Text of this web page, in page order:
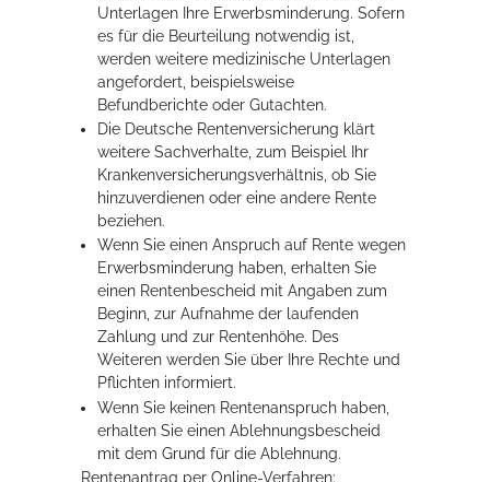
Unterlagen Ihre Erwerbsminderung. Sofern
es für die Beurteilung notwendig ist,
werden weitere medizinische Unterlagen
angefordert, beispielsweise
Befundberichte oder Gutachten.
Die Deutsche Rentenversicherung klärt
weitere Sachverhalte, zum Beispiel Ihr
Krankenversicherungsverhältnis, ob Sie
hinzuverdienen oder eine andere Rente
beziehen.
Wenn Sie einen Anspruch auf Rente wegen
Erwerbsminderung haben, erhalten Sie
einen Rentenbescheid mit Angaben zum
Beginn, zur Aufnahme der laufenden
Zahlung und zur Rentenhöhe. Des
Weiteren werden Sie über Ihre Rechte und
Pflichten informiert.
Wenn Sie keinen Rentenanspruch haben,
erhalten Sie einen Ablehnungsbescheid
mit dem Grund für die Ablehnung.
Rentenantrag per Online-Verfahren: